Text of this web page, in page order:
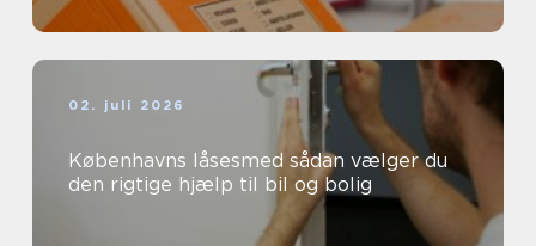
02. juli 2026
Københavns låsesmed sådan vælger du
den rigtige hjælp til bil og bolig